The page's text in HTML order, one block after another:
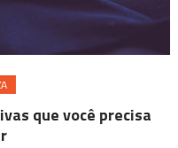
que você precisa